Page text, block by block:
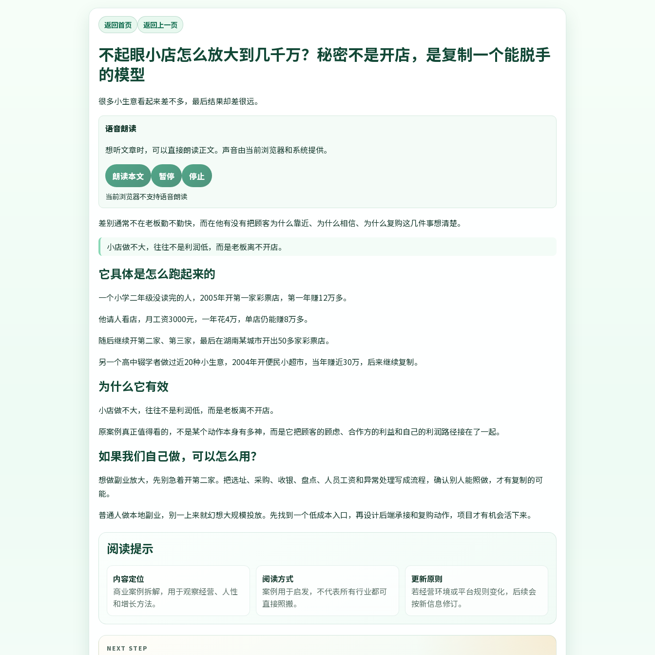
返回首页 返回上一页
不起眼小店怎么放大到几千万？秘密不是开店，是复制一个能脱手
的模型
很多小生意看起来差不多，最后结果却差很远。
语音朗读
想听文章时，可以直接朗读正文。声音由当前浏览器和系统提供。
朗读本文 暂停 停止
当前浏览器不支持语音朗读
差别通常不在老板勤不勤快，而在他有没有把顾客为什么靠近、为什么相信、为什么复购这几件事想清楚。
小店做不大，往往不是利润低，而是老板离不开店。
它具体是怎么跑起来的
一个小学二年级没读完的人，2005年开第一家彩票店，第一年赚12万多。
他请人看店，月工资3000元，一年花4万，单店仍能赚8万多。
随后继续开第二家、第三家，最后在湖南某城市开出50多家彩票店。
另一个高中辍学者做过近20种小生意，2004年开便民小超市，当年赚近30万，后来继续复制。
为什么它有效
小店做不大，往往不是利润低，而是老板离不开店。
原案例真正值得看的，不是某个动作本身有多神，而是它把顾客的顾虑、合作方的利益和自己的利润路径接在了一起。
如果我们自己做，可以怎么用？
想做副业放大，先别急着开第二家。把选址、采购、收银、盘点、人员工资和异常处理写成流程，确认别人能照做，才有复制的可
能。
普通人做本地副业，别一上来就幻想大规模投放。先找到一个低成本入口，再设计后端承接和复购动作，项目才有机会活下来。
阅读提示
内容定位
商业案例拆解，用于观察经营、人性
和增长方法。
阅读方式
案例用于启发，不代表所有行业都可
直接照搬。
更新原则
若经营环境或平台规则变化，后续会
按新信息修订。
NEXT STEP